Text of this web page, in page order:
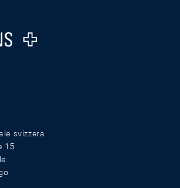
svizzera
15